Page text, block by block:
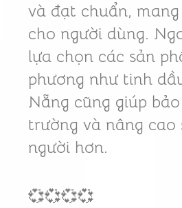
và đạt chuẩn,
cho người dùng.
lựa chọn các sản
phương như tinh
Nẵng cũng giúp
trường và nâng cao
người hơn.
💞💞💞💞